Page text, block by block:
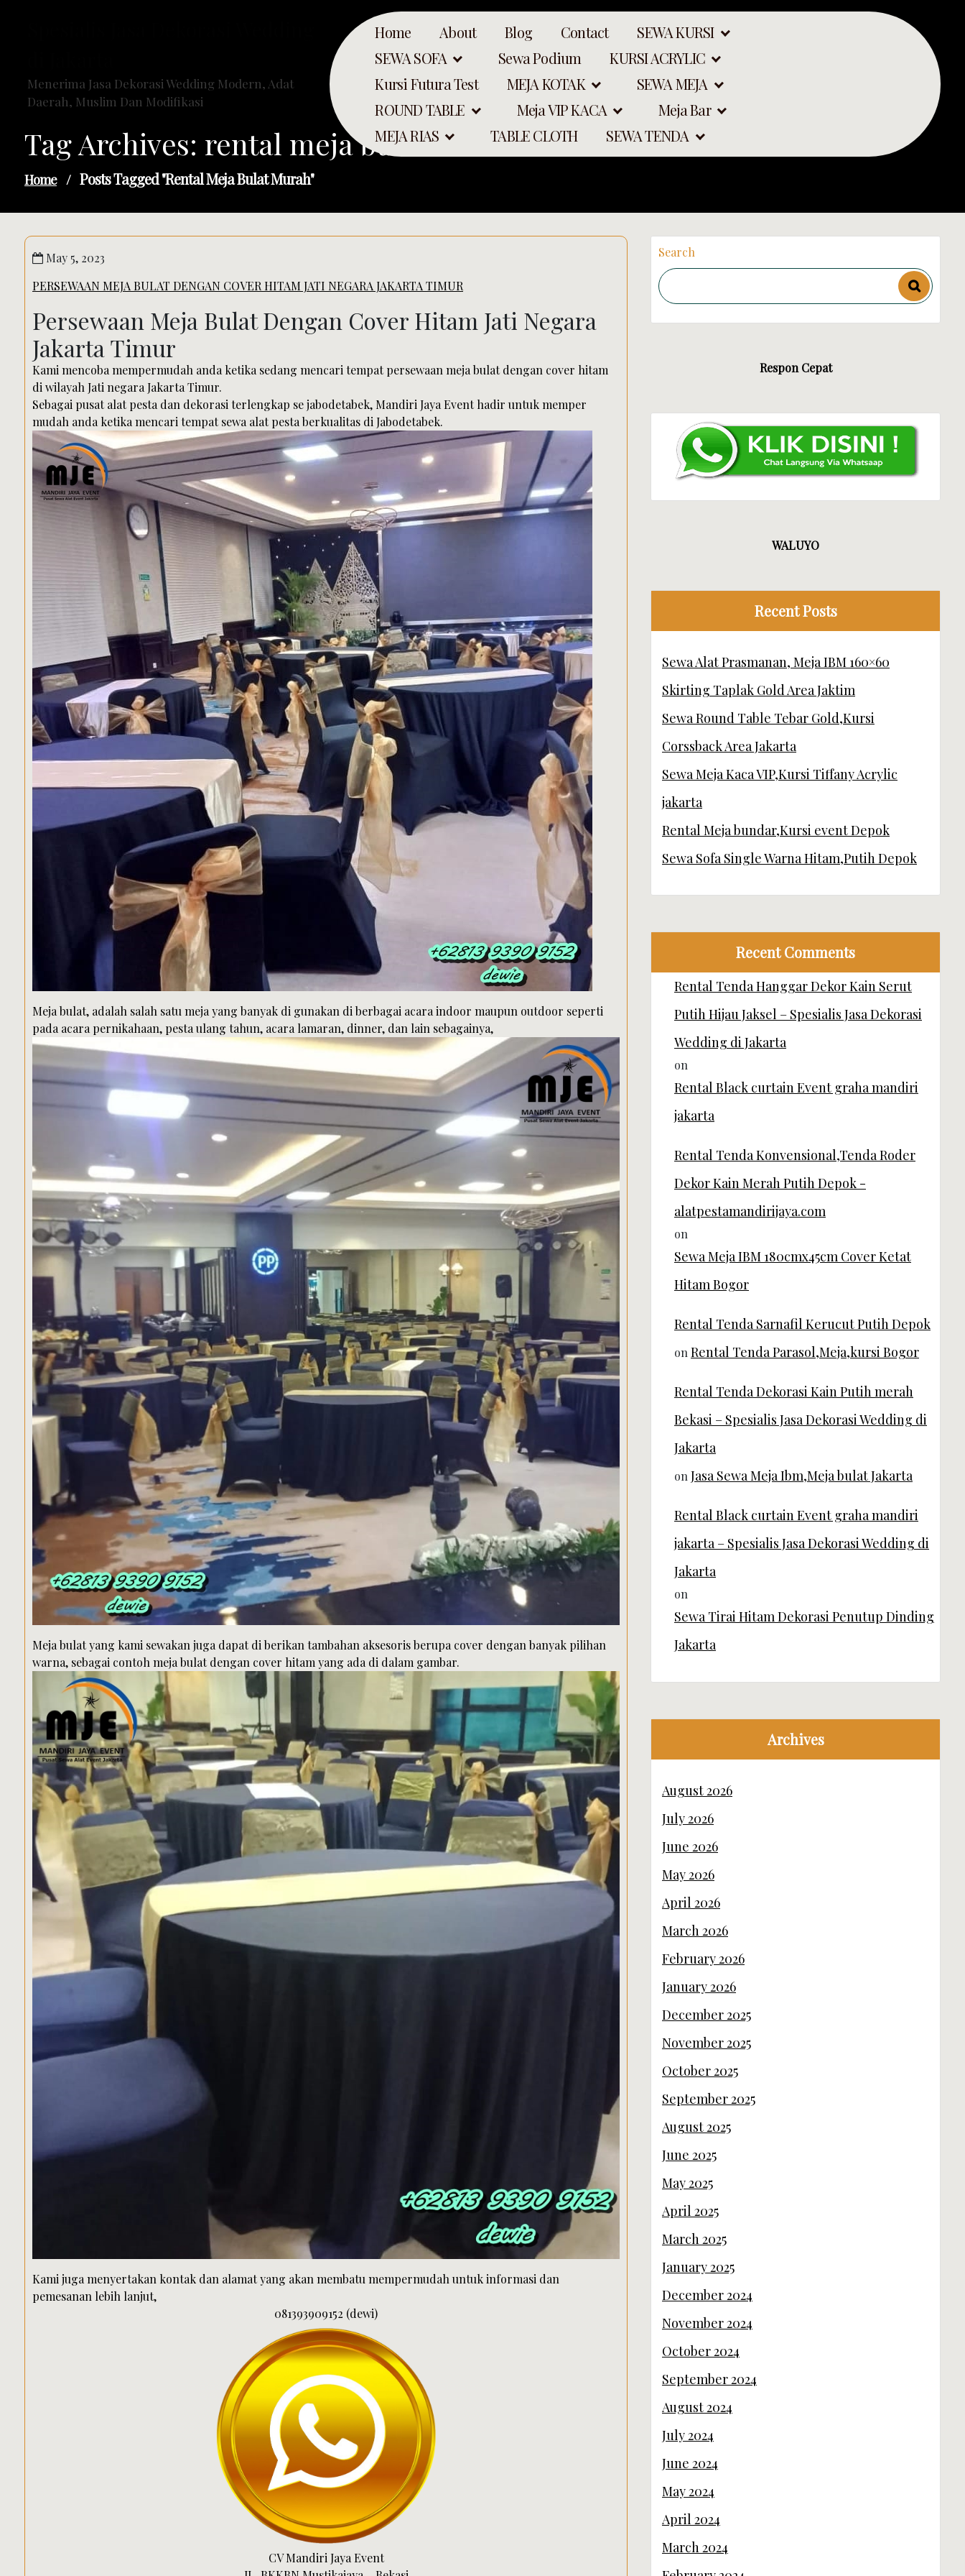
Menerima Jasa Dekorasi Wedding Modern, Adat
Daerah, Muslim Dan Modifikasi
Home About Blog Contact
SEWA KURSI
SEWA SOFA
Sewa Podium
KURSI ACRYLIC
Kursi Futura Test
MEJA KOTAK
SEWA MEJA
ROUND TABLE
Meja VIP KACA
Meja Bar
MEJA RIAS
TABLE CLOTH SEWA TENDA
Tag Archives: rental meja bulat murah
Home / Posts Tagged "rental Meja Bulat Murah"
May 5, 2023
PERSEWAAN MEJA BULAT DENGAN COVER HITAM JATI NEGARA JAKARTA TIMUR
Persewaan Meja Bulat Dengan Cover Hitam Jati Negara
Jakarta Timur
Kami mencoba mempermudah anda ketika sedang mencari tempat persewaan meja bulat dengan cover hitam
di wilayah Jati negara Jakarta Timur.
Sebagai pusat alat pesta dan dekorasi terlengkap se jabodetabek, Mandiri Jaya Event hadir untuk memper
mudah anda ketika mencari tempat sewa alat pesta berkualitas di Jabodetabek.
Meja bulat, adalah salah satu meja yang banyak di gunakan di berbagai acara indoor maupun outdoor seperti
pada acara pernikahaan, pesta ulang tahun, acara lamaran, dinner, dan lain sebagainya,
Meja bulat yang kami sewakan juga dapat di berikan tambahan aksesoris berupa cover dengan banyak pilihan
warna, sebagai contoh meja bulat dengan cover hitam yang ada di dalam gambar.
Kami juga menyertakan kontak dan alamat yang akan membatu mempermudah untuk informasi dan
pemesanan lebih lanjut,
081393909152 (dewi)
CV Mandiri Jaya Event
Search
Respon Cepat
WALUYO
Recent Posts
Sewa Alat Prasmanan, Meja IBM 160×60
Skirting Taplak Gold Area Jaktim
Sewa Round Table Tebar Gold,Kursi
Corssback Area Jakarta
Sewa Meja Kaca VIP,Kursi Tiffany Acrylic
jakarta
Rental Meja bundar,Kursi event Depok
Sewa Sofa Single Warna Hitam,Putih Depok
Recent Comments
Rental Tenda Hanggar Dekor Kain Serut
Putih Hijau Jaksel – Spesialis Jasa Dekorasi
Wedding di Jakarta
on
Rental Black curtain Event graha mandiri
jakarta
Rental Tenda Konvensional,Tenda Roder
Dekor Kain Merah Putih Depok -
alatpestamandirijaya.com
on
Sewa Meja IBM 180cmx45cm Cover Ketat
Hitam Bogor
Rental Tenda Sarnafil Kerucut Putih Depok
on Rental Tenda Parasol,Meja,kursi Bogor
Rental Tenda Dekorasi Kain Putih merah
Bekasi – Spesialis Jasa Dekorasi Wedding di
Jakarta
on Jasa Sewa Meja Ibm,Meja bulat Jakarta
Rental Black curtain Event graha mandiri
jakarta – Spesialis Jasa Dekorasi Wedding di
Jakarta
on
Sewa Tirai Hitam Dekorasi Penutup Dinding
Jakarta
Archives
August 2026
July 2026
June 2026
May 2026
April 2026
March 2026
February 2026
January 2026
December 2025
November 2025
October 2025
September 2025
August 2025
June 2025
May 2025
April 2025
March 2025
January 2025
December 2024
November 2024
October 2024
September 2024
August 2024
July 2024
June 2024
May 2024
April 2024
March 2024